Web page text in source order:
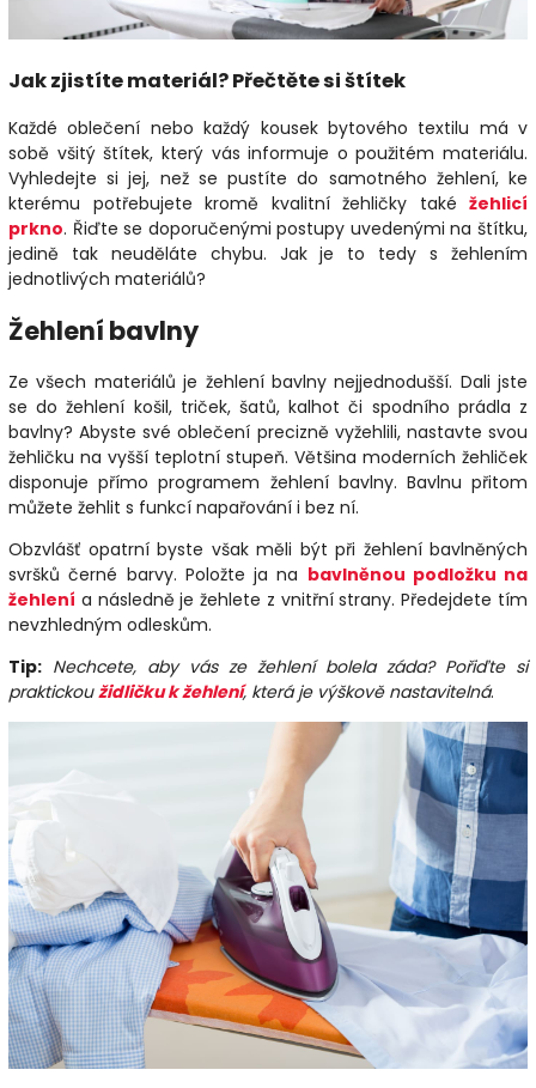
Jak zjistíte materiál? Přečtěte si štítek
Každé oblečení nebo každý kousek bytového textilu má v
sobě všitý štítek, který vás informuje o použitém materiálu.
Vyhledejte si jej, než se pustíte do samotného žehlení, ke
kterému potřebujete kromě kvalitní žehličky také žehlicí
prkno. Řiďte se doporučenými postupy uvedenými na štítku,
jedině tak neuděláte chybu. Jak je to tedy s žehlením
jednotlivých materiálů?
Žehlení bavlny
Ze všech materiálů je žehlení bavlny nejjednodušší. Dali jste
se do žehlení košil, triček, šatů, kalhot či spodního prádla z
bavlny? Abyste své oblečení precizně vyžehlili, nastavte svou
žehličku na vyšší teplotní stupeň. Většina moderních žehliček
disponuje přímo programem žehlení bavlny. Bavlnu přitom
můžete žehlit s funkcí napařování i bez ní.
Obzvlášť opatrní byste však měli být při žehlení bavlněných
svršků černé barvy. Položte ja na bavlněnou podložku na
žehlení a následně je žehlete z vnitřní strany. Předejdete tím
nevzhledným odleskům.
Tip: Nechcete, aby vás ze žehlení bolela záda? Pořiďte si
praktickoužidličku k žehlení, která je výškově nastavitelná.